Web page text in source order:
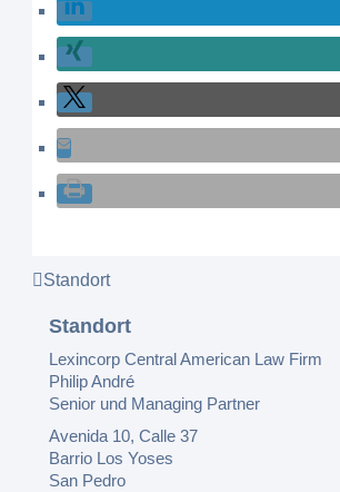
Standort
Standort
Lexincorp Central American Law Firm
Philip André
Senior und Managing Partner
Avenida 10, Calle 37
Barrio Los Yoses
San Pedro